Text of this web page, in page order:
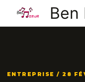
contenu
Ben
ENTREPRISE / 28